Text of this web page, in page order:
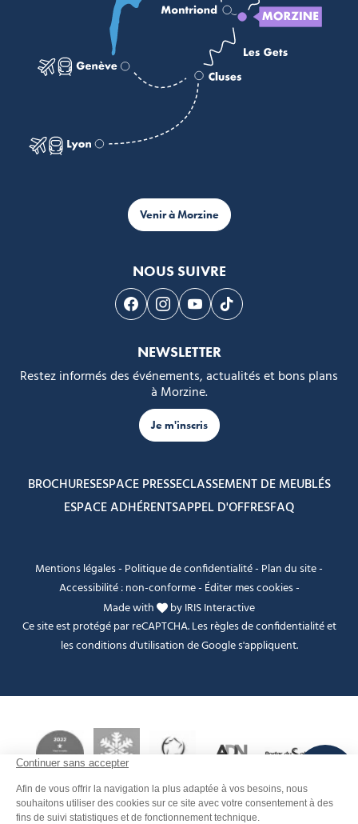
Venir à Morzine
NOUS SUIVRE
Suivez-nous sur Facebook
Suivez-nous sur Instagram
Suivez-nous sur Youtube
Suivez-nous sur
NEWSLETTER
Restez informés des événements, actualités et bons plans
à Morzine.
Je m'inscris
BROCHURESESPACE PRESSECLASSEMENT DE MEUBLÉS
ESPACE ADHÉRENTSAPPEL D'OFFRESFAQ
Mentions légales- Politique de confidentialité- Plan du site-
Accessibilité : non-conforme- Éditer mes cookies-
Made with
byIRIS Interactive
Ce site est protégé par reCAPTCHA. Lesrègles de confidentialitéet
lesconditions d'utilisationde Google s'appliquent.
FANFOUÉ